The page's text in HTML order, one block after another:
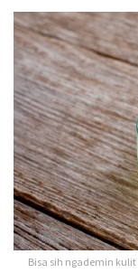
Bisa sih ngademin kulit